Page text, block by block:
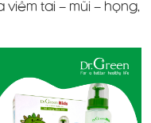
tai – mũi – họng,